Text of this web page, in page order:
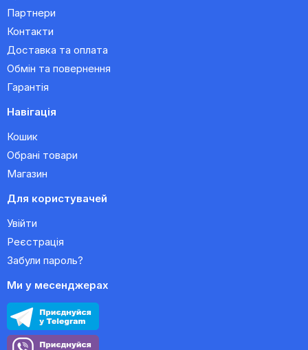
Партнери
Контакти
Доставка та оплата
Обмін та повернення
Гарантія
Навігація
Кошик
Обрані товари
Магазин
Для користувачей
Увійти
Реєстрація
Забули пароль?
Ми у месенджерах